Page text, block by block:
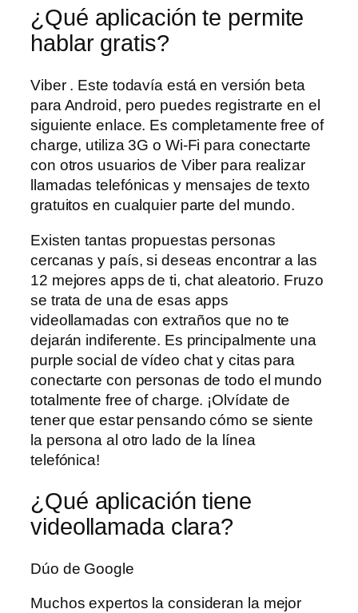
¿Qué aplicación te permite
hablar gratis?
Viber . Este todavía está en versión beta
para Android, pero puedes registrarte en el
siguiente enlace. Es completamente free of
charge, utiliza 3G o Wi-Fi para conectarte
con otros usuarios de Viber para realizar
llamadas telefónicas y mensajes de texto
gratuitos en cualquier parte del mundo.
Existen tantas propuestas personas
cercanas y país, si deseas encontrar a las
12 mejores apps de ti, chat aleatorio. Fruzo
se trata de una de esas apps
videollamadas con extraños que no te
dejarán indiferente. Es principalmente una
purple social de vídeo chat y citas para
conectarte con personas de todo el mundo
totalmente free of charge. ¡Olvídate de
tener que estar pensando cómo se siente
la persona al otro lado de la línea
telefónica!
¿Qué aplicación tiene
videollamada clara?
Dúo de Google
Muchos expertos la consideran la mejor